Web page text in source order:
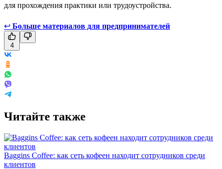
для прохождения практики или трудоустройства.
↩ Больше материалов для предпринимателей
4
Читайте также
Baggins Coffee: как сеть кофеен находит сотрудников среди
клиентов